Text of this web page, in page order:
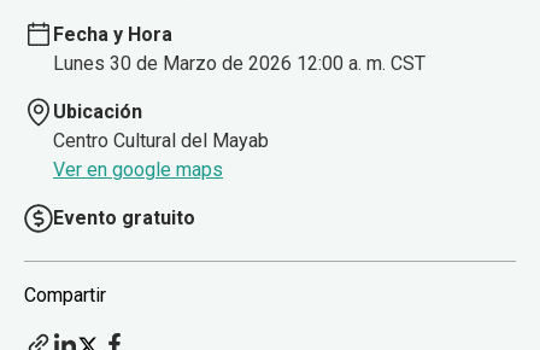
Fecha y Hora
Lunes 30 de Marzo de 2026 12:00 a. m. CST
Ubicación
Centro Cultural del Mayab
Ver en google maps
Evento gratuito
Compartir